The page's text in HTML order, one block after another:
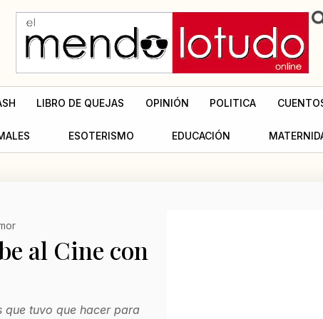
LIBRO DE QUEJAS OPINIÓN POLITICA
ESOTERISMO EDUCACIÓN
al Cine con
que tuvo que hacer para